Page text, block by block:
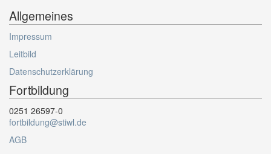
Allgemeines
Impressum
Leitbild
Datenschutzerklärung
Fortbildung
0251 26597-0
fortbildung@stiwl.de
AGB